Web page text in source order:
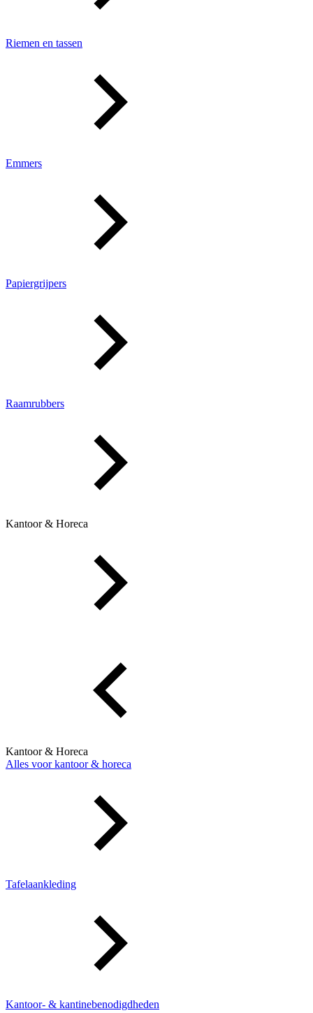
Riemen en tassen
Emmers
Papiergrijpers
Raamrubbers
Kantoor & Horeca
Kantoor & Horeca
Alles voor kantoor & horeca
Tafelaankleding
Kantoor- & kantinebenodigdheden